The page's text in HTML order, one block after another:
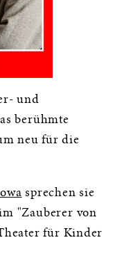
und
berühmte
neu für die
sprechen sie
"Zauberer von
für Kinder